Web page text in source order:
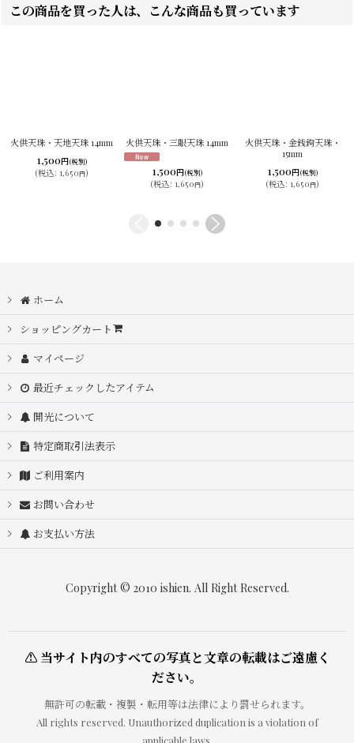
この商品を買った人は、こんな商品も買っています
火供天珠・天地天珠 14mm
1,500円(税別)
(税込: 1,650円)
火供天珠・三眼天珠 14mm
1,500円(税別)
(税込: 1,650円)
火供天珠・金銭鉤天珠・
15mm
1,500円(税別)
(税込: 1,650円)
ホーム
ショッピングカート
マイページ
最近チェックしたアイテム
開光について
特定商取引法表示
ご利用案内
お問い合わせ
お支払い方法
Copyright © 2010 ishien. All Right Reserved.
⚠ 当サイト内のすべての写真と文章の転載はご遠慮く
ださい。
無許可の転載・複製・転用等は法律により罰せられます。
All rights reserved. Unauthorized duplication is a violation of